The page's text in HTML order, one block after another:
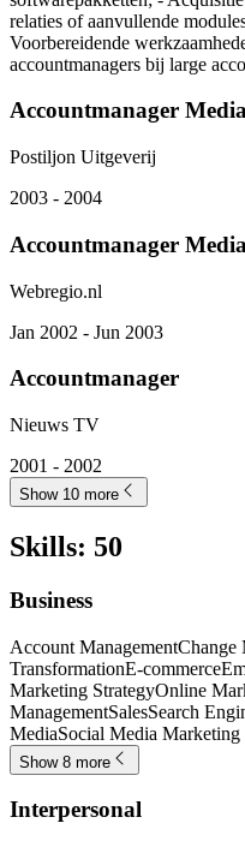
relaties of aanvullende
Voorbereidende
accountmanagers bij large
Accountmanager
Postiljon Uitgeverij
2003 - 2004
Accountmanager Media
Webregio.nl
Jan 2002 - Jun 2003
Accountmanager
Nieuws TV
2001 - 2002
Show 10 more
Skills: 50
Business
Account ManagementChange
TransformationE-commerce
Marketing StrategyOnline
ManagementSalesSearch
MediaSocial Media Marketing
Show 8 more
Interpersonal